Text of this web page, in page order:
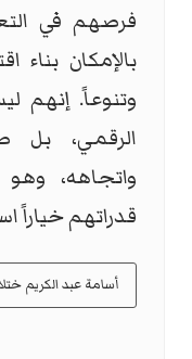
فرصهم في
بالإمكان بناء
وتنوعاً. إنهم
الرقمي، بل
واتجاهه،
قدراتهم خياراً
أسامة عبد الكريم